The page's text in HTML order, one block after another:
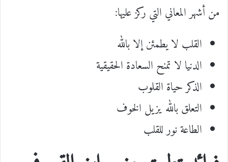
من أشهر المعاني التي ركز عليها:
القلب لا يطمئن إلا بالله
الدنيا لا تمنح السعادة الحقيقية
الذكر حياة القلوب
التعلق بالله يزيل الخوف
الطاعة نور للقلب